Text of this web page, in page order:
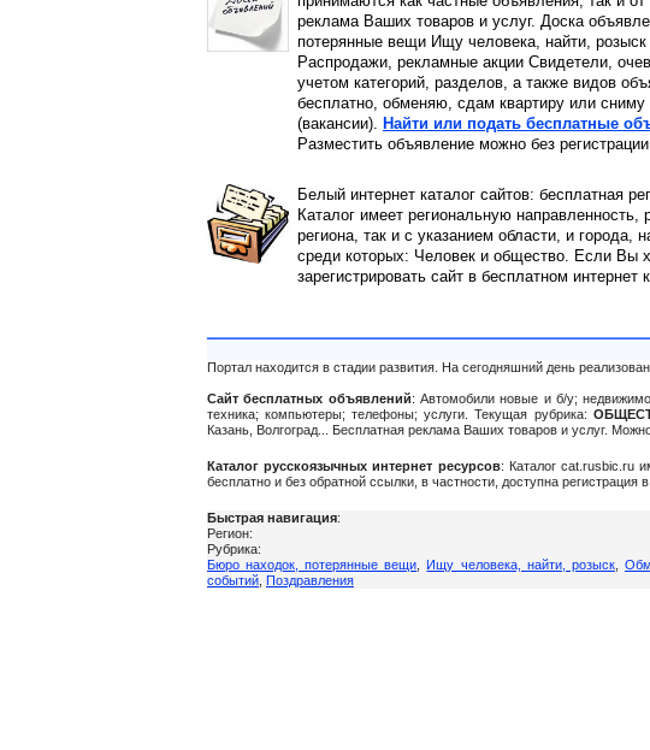
реклама Ваших товаров и услуг. Доска
потерянные вещи Ищу человека, найти,
Распродажи, рекламные акции Свидетели,
учетом категорий, разделов, а также видов
бесплатно, обменяю, сдам квартиру или
(вакансии). Найти или подать бесплатные
Разместить объявление можно без
Белый интернет каталог сайтов: бесплатная
Каталог имеет региональную направленность,
региона, так и с указанием области, и города,
среди которых: Человек и общество. Если Вы
зарегистрировать сайт в бесплатном интернет
Портал находится в стадии развития. На сегодняшний день
Сайт бесплатных объявлений: Автомобили новые и б/у;
техника; компьютеры; телефоны; услуги. Текущая рубрика:
Казань, Волгоград... Бесплатная реклама Ваших товаров и услуг.
Каталог русскоязычных интернет ресурсов: Каталог cat.rusbic.ru
бесплатно и без обратной ссылки, в частности, доступна регистрация
Быстрая навигация:
Регион:
Рубрика:
Бюро находок, потерянные вещи
Ищу человека, найти, розыск,
событий Поздравления